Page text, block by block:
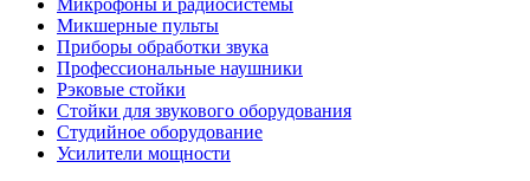
Микшерные пульты
Приборы обработки звука
Профессиональные наушники
Рэковые стойки
Стойки для звукового оборудования
Студийное оборудование
Усилители мощности